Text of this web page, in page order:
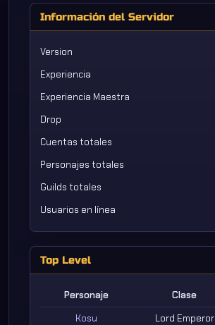
Información del Servidor
Version
Experiencia
Experiencia Maestra
Drop
Cuentas totales
Personajes totales
Guilds totales
Usuarios en línea
Top Level
Personaje Clase
Kosu
Lord Emperor